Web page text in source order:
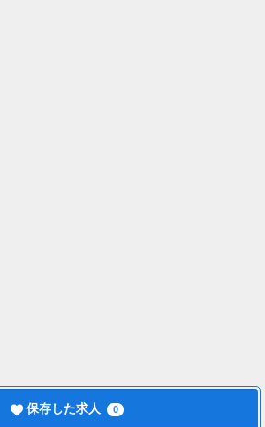
保存した求人 0